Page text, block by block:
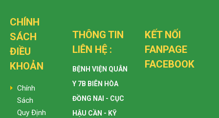
CHÍNH
SÁCH
ĐIỀU
KHOẢN
Chính
Sách
Quy Định
THÔNG TIN
LIÊN HỆ :
BỆNH VIỆN QUÂN
Y 7B BIÊN HÒA
ĐỒNG NAI - CỤC
HẬU CẦN - KỸ
KẾT NỐI
FANPAGE
FACEBOOK